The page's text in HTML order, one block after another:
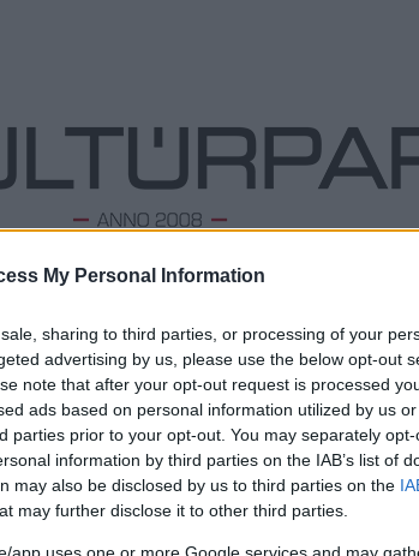
My Personal Information
sharing to third parties, or processing of your
advertising by us, please use the below opt-out
note that after your opt-out request is processed
ads based on personal information utilized by us
parties prior to your opt-out. You may separately
information by third parties on the IAB’s list of
may also be disclosed by us to third parties on the
may further disclose it to other third parties.
app uses one or more Google services and may
Feszt' - A te negyeded, a te
23.|Kultúrpart
2-ánismétvár minden érdeklődőt az újbudai
Az egész napos eseményen 10 zenei
24 hazai szervezettel, 40 családi és felnőtt
Top